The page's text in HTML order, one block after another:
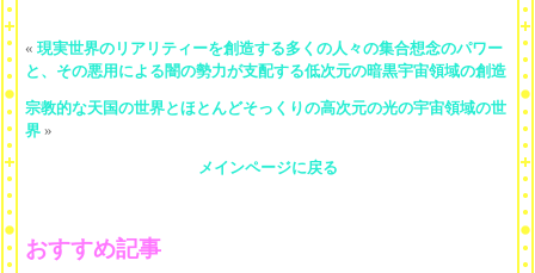
« 現実世界のリアリティーを創造する多くの人々の集合想念のパワー
と、その悪用による闇の勢力が支配する低次元の暗黒宇宙領域の創造
宗教的な天国の世界とほとんどそっくりの高次元の光の宇宙領域の世
界 »
メインページに戻る
おすすめ記事